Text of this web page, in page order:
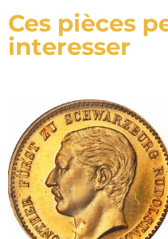
Ces pièces
interesser